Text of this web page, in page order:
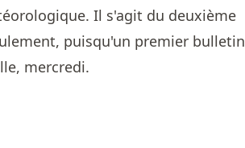
Il s'agit du deuxième
puisqu'un premier bulletin
mercredi.